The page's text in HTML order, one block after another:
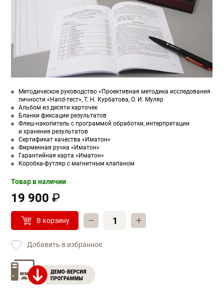
Методическое руководство «Проективная методика исследования
личности «Hand-тест», Т. Н. Курбатова, О. И. Муляр
Альбом из десяти карточек
Бланки фиксации результатов
Флеш-накопитель с программой обработки, интерпретации
и хранения результатов
Сертификат качества «Иматон»
Фирменная ручка «Иматон»
Гарантийная карта «Иматон»
Коробка-футляр с магнитным клапаном
Товар в наличии
19 900 ₽
В корзину – +
Добавить в избранное